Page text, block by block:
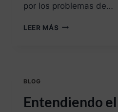
por los problemas de…
LEER MÁS
BLOG
Entendiendo